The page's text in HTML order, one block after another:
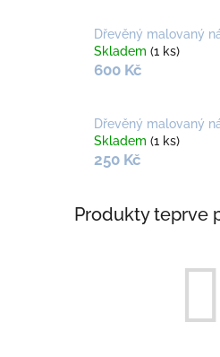
Dřevěný malovaný
Skladem (1 ks)
600 Kč
Dřevěný malovaný
Skladem (1 ks)
250 Kč
Produkty teprve